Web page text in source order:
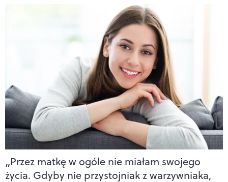
„Przez matkę w ogóle nie miałam swojego
życia. Gdyby nie przystojniak z warzywniaka,